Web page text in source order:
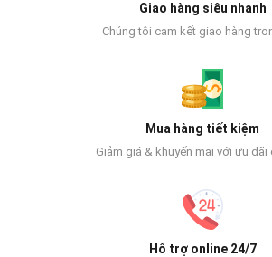
Giao hàng siêu nhanh
Chúng tôi cam kết giao hàng
Mua hàng tiết kiệm
Giảm giá & khuyến mại với ưu đãi
Hỗ trợ online 24/7